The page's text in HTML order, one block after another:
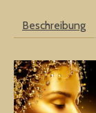
Beschreibung